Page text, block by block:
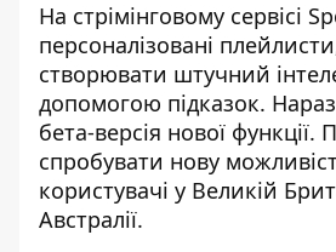
На стрімінговому сервісі
персоналізовані
створювати штучний
допомогою підказок.
бета-версія нової
спробувати нову
користувачі у Великій
Австралії.